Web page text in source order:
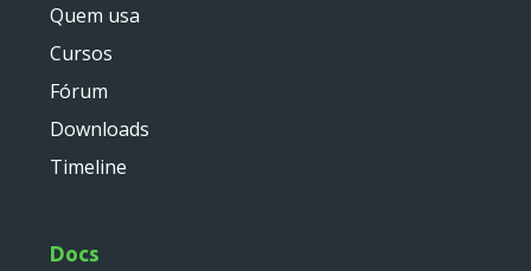
validator
widget
base
chart
form
Quem usa
Cursos
Fórum
Downloads
Timeline
Docs